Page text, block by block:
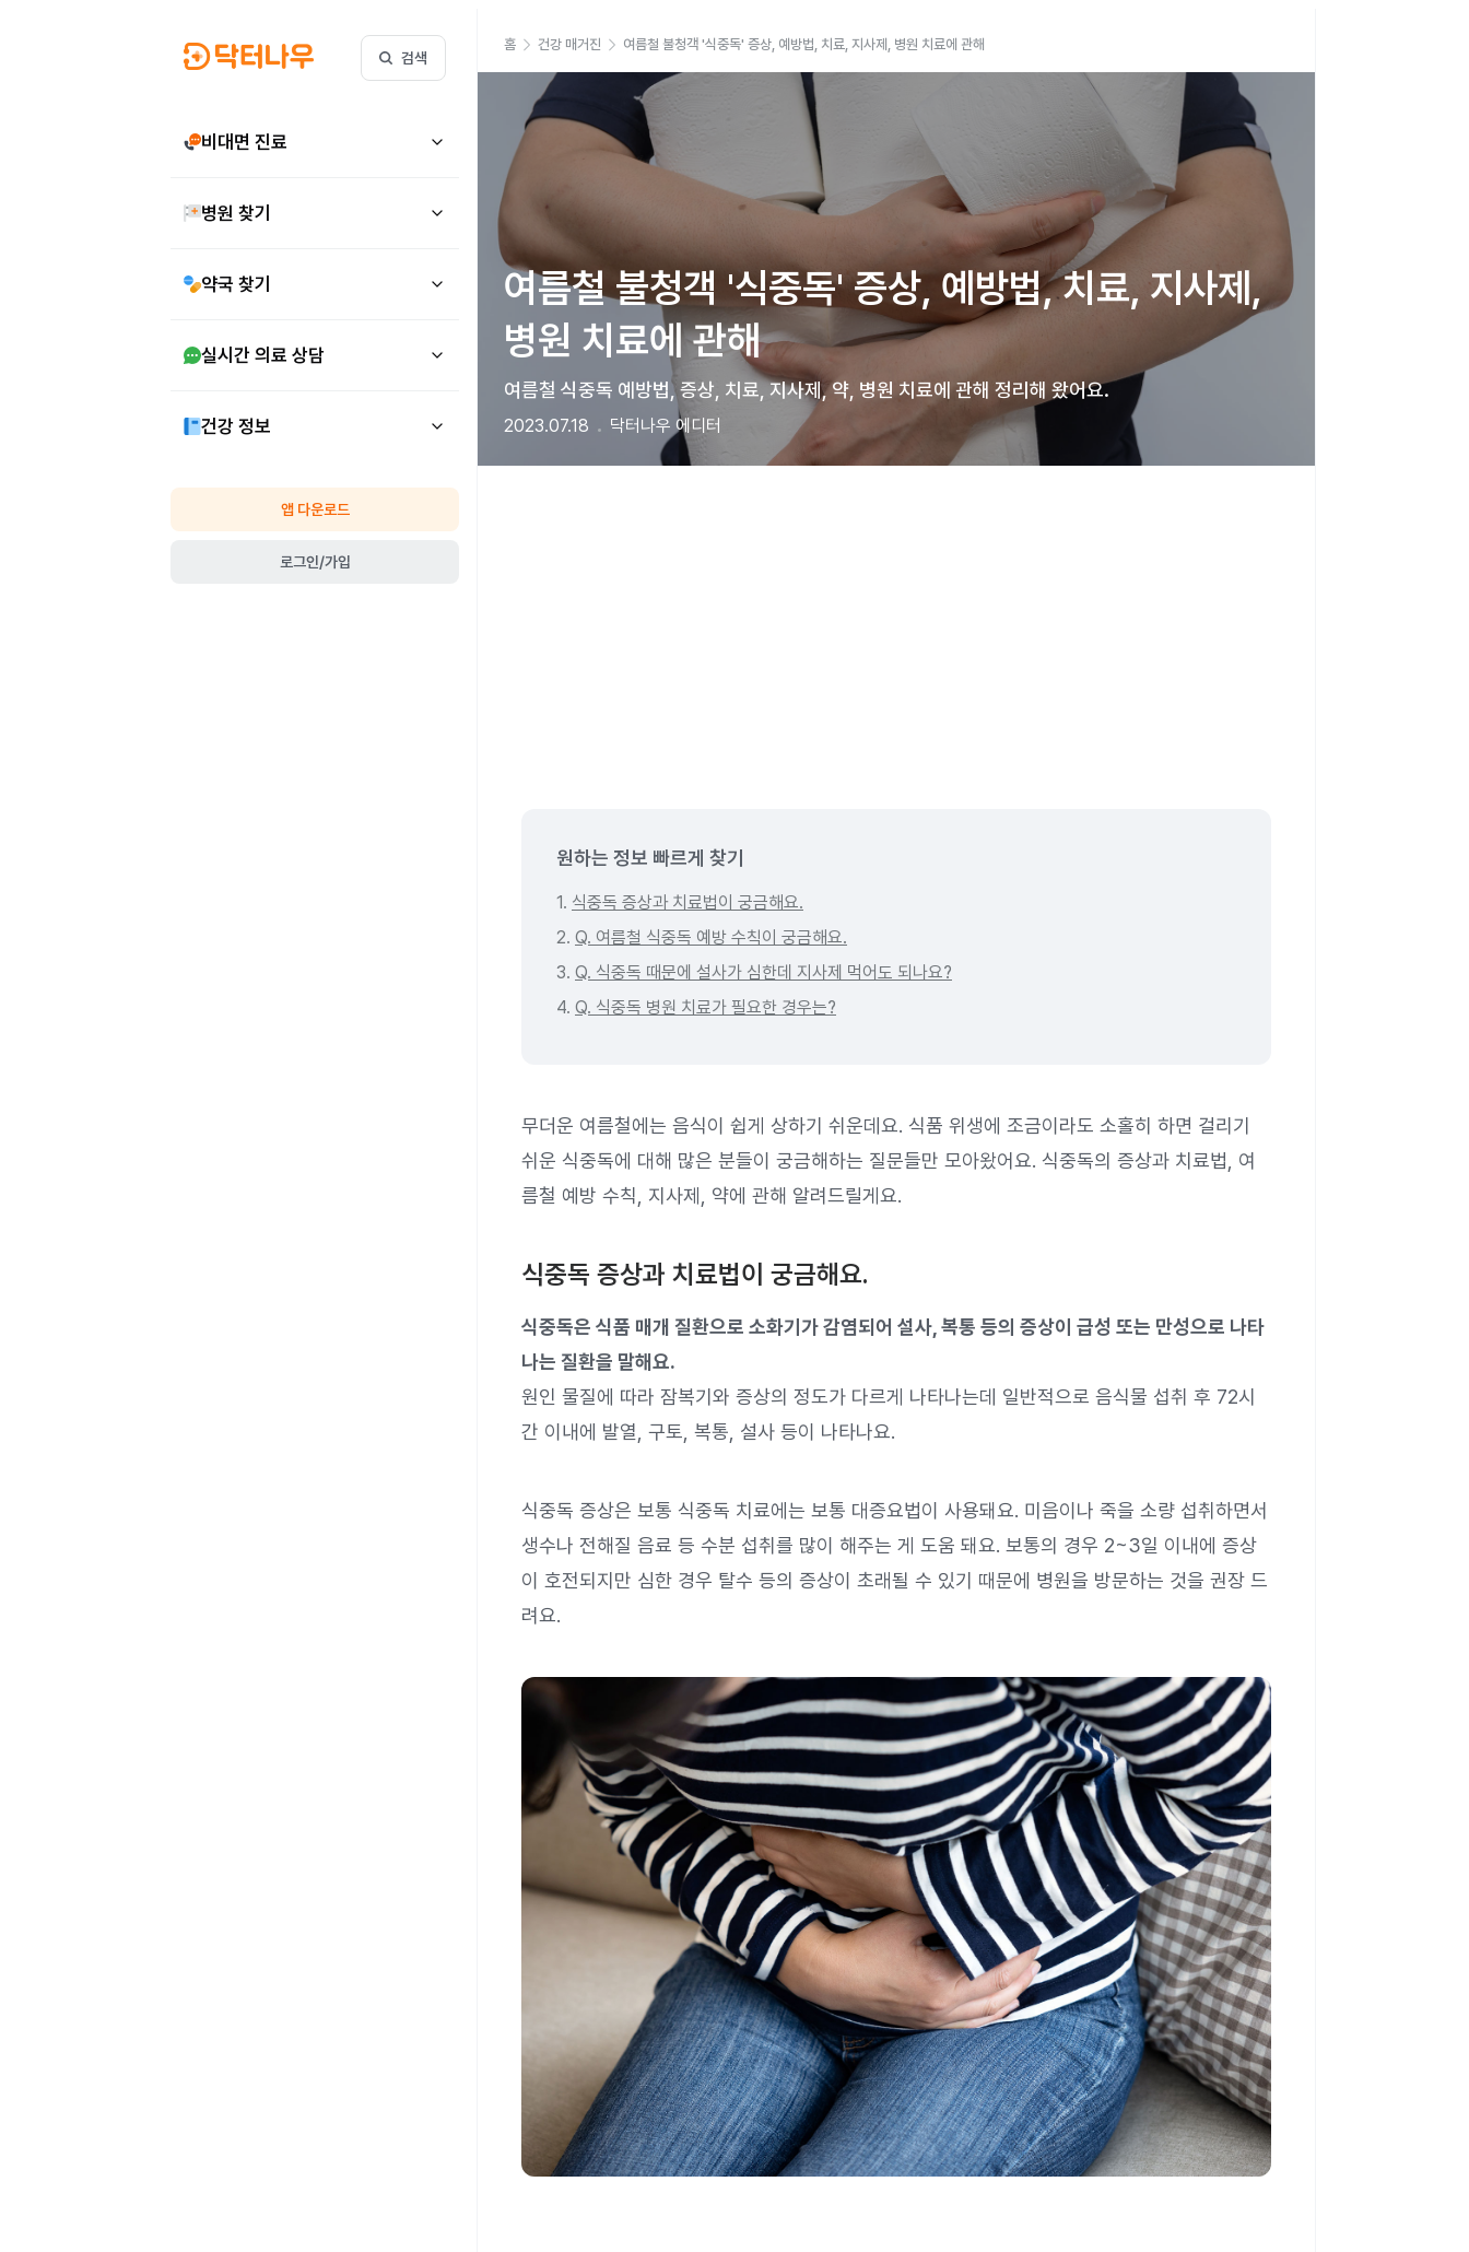
검색
비대면 진료
병원 찾기
약국 찾기
실시간 의료 상담
건강 정보
앱 다운로드
로그인/가입
홈 건강 매거진 여름철 불청객 '식중독' 증상, 예방법, 치료, 지사제, 병원 치료에 관해
여름철 불청객 '식중독' 증상, 예방법, 치료, 지사제,
병원 치료에 관해
여름철 식중독 예방법, 증상, 치료, 지사제, 약, 병원 치료에 관해 정리해 왔어요.
2023.07.18 닥터나우 에디터
원하는 정보 빠르게 찾기
1. 식중독 증상과 치료법이 궁금해요.
2. Q. 여름철 식중독 예방 수칙이 궁금해요.
3. Q. 식중독 때문에 설사가 심한데 지사제 먹어도 되나요?
4. Q. 식중독 병원 치료가 필요한 경우는?
무더운 여름철에는 음식이 쉽게 상하기 쉬운데요. 식품 위생에 조금이라도 소홀히 하면 걸리기
쉬운 식중독에 대해 많은 분들이 궁금해하는 질문들만 모아왔어요. 식중독의 증상과 치료법, 여
름철 예방 수칙, 지사제, 약에 관해 알려드릴게요.
식중독 증상과 치료법이 궁금해요.
식중독은 식품 매개 질환으로 소화기가 감염되어 설사, 복통 등의 증상이 급성 또는 만성으로 나타
나는 질환을 말해요.
원인 물질에 따라 잠복기와 증상의 정도가 다르게 나타나는데 일반적으로 음식물 섭취 후 72시
간 이내에 발열, 구토, 복통, 설사 등이 나타나요.
식중독 증상은 보통 식중독 치료에는 보통 대증요법이 사용돼요. 미음이나 죽을 소량 섭취하면서
생수나 전해질 음료 등 수분 섭취를 많이 해주는 게 도움 돼요. 보통의 경우 2~3일 이내에 증상
이 호전되지만 심한 경우 탈수 등의 증상이 초래될 수 있기 때문에 병원을 방문하는 것을 권장 드
려요.